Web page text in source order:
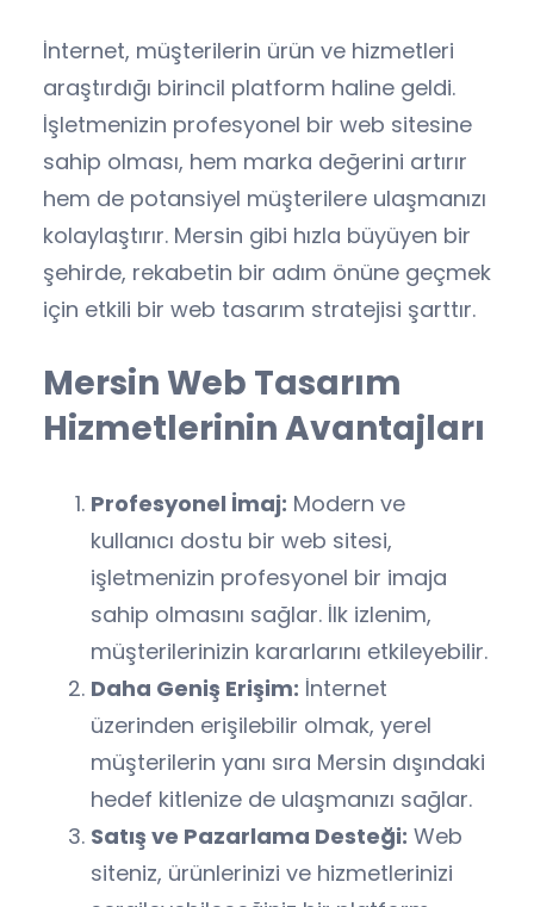
İnternet, müşterilerin ürün ve hizmetleri
araştırdığı birincil platform haline geldi.
İşletmenizin profesyonel bir web sitesine
sahip olması, hem marka değerini artırır
hem de potansiyel müşterilere ulaşmanızı
kolaylaştırır. Mersin gibi hızla büyüyen bir
şehirde, rekabetin bir adım önüne geçmek
için etkili bir web tasarım stratejisi şarttır.
Mersin Web Tasarım
Hizmetlerinin Avantajları
Profesyonel İmaj: Modern ve
kullanıcı dostu bir web sitesi,
işletmenizin profesyonel bir imaja
sahip olmasını sağlar. İlk izlenim,
müşterilerinizin kararlarını etkileyebilir.
Daha Geniş Erişim: İnternet
üzerinden erişilebilir olmak, yerel
müşterilerin yanı sıra Mersin dışındaki
hedef kitlenize de ulaşmanızı sağlar.
Satış ve Pazarlama Desteği: Web
siteniz, ürünlerinizi ve hizmetlerinizi